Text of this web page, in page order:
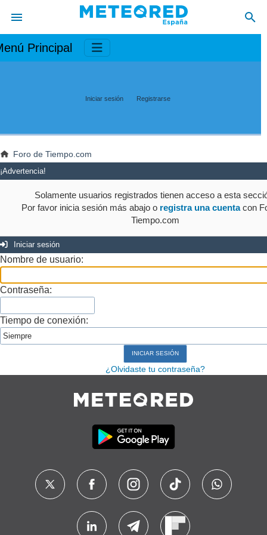
Principal
Iniciar sesión Registrarse
Foro de Tiempo.com
¡Advertencia!
Solamente usuarios registrados tienen acceso a esta
Por favor inicia sesión más abajo o registra una cuentacon
Tiempo.com
Iniciar sesión
Nombre de usuario:
Contraseña:
Tiempo de conexión:
¿Olvidaste tu contraseña?